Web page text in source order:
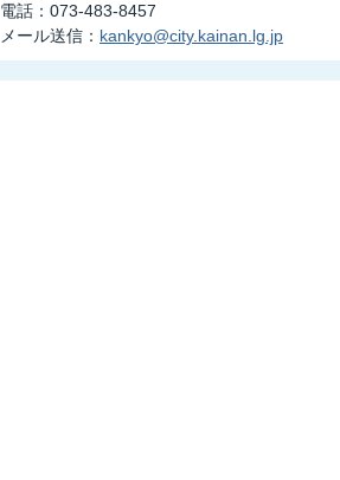
電話：073-483-8457
メール送信： kankyo@city.kainan.lg.jp